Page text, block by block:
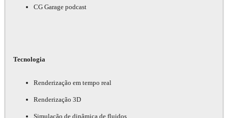
CG Garage podcast
Tecnologia
Renderização em tempo real
Renderização 3D
Simulação de dinâmica de fluidos